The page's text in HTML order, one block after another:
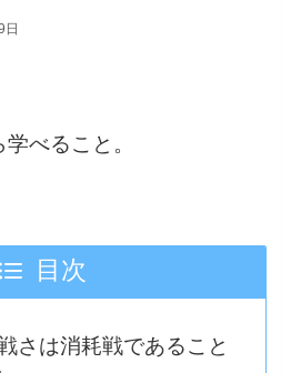
日
べること。
目次
さは消耗戦であること